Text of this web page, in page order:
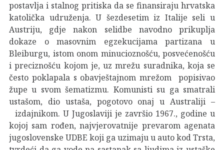
postavlja i stalnog pritiska da se finansiraju hrvatska
katolička udruženja. U šezdesetim iz Italije seli u
Austriju, gdje nakon selidbe navodno prikuplja
dokaze o masovnim egzekucijama partizana u
Bleiburgu, istom onom minucioznošću, posvećenošću
i preciznošću kojom je, uz mrežu suradnika, koja se
često poklapala s obavještajnom mrežom popisivao
župe u svom šematizmu. Komunisti su ga smatrali
ustašom, dio ustaša, pogotovo onaj u Australiji –
izdajnikom. U Jugoslaviji je završio 1967., godine u
kojoj sam rođen, najvjerovatnije prevarom agenata
jugoslovenske UDBE koji ga uzimaju u auto kod Trsta,